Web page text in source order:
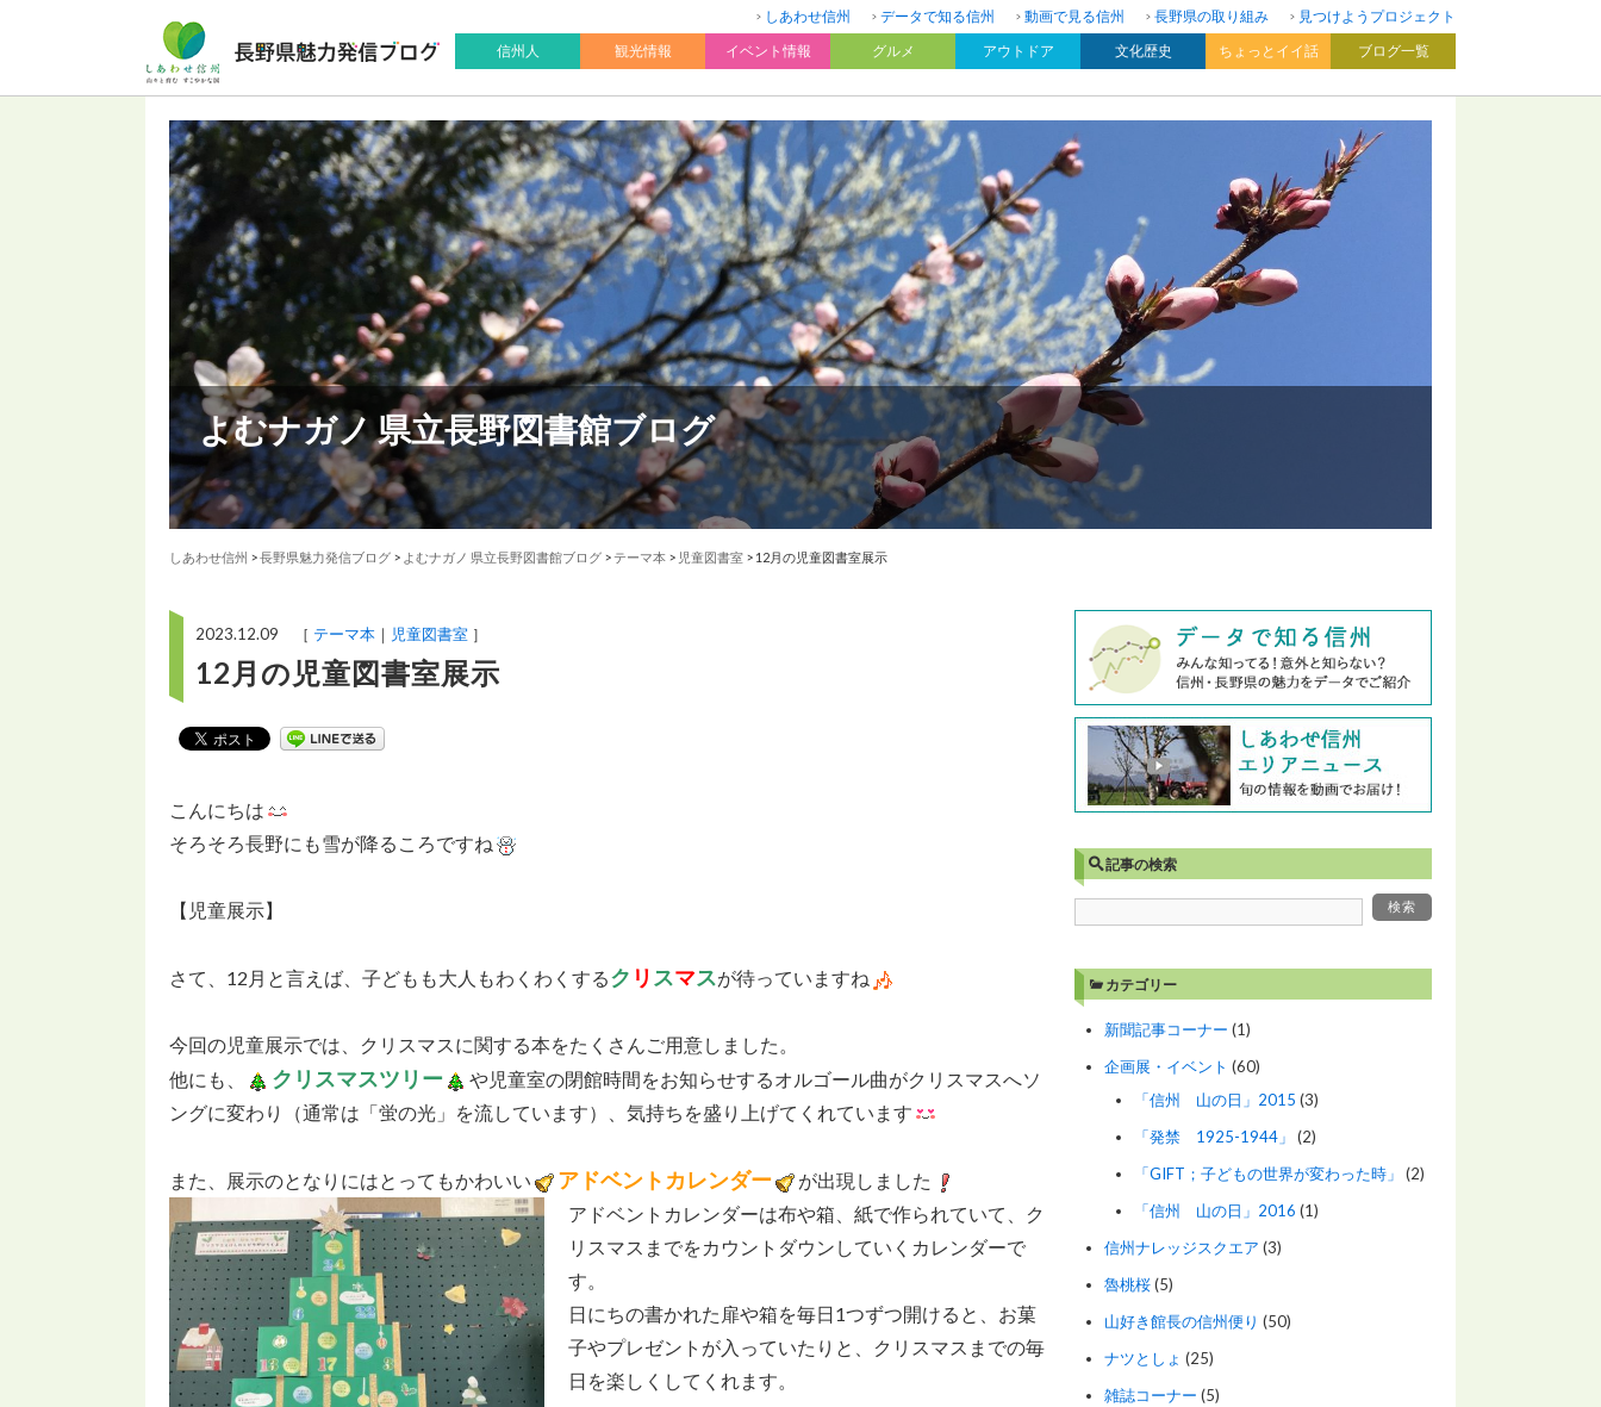
しあわせ信州 データで知る信州 動画で見る信州 長野県の取り組み
見つけようプロジェクト
信州人
観光情報 イベント情報 グルメ アウトドア 文化歴史 ちょっとイイ話 ブログ一覧
よむナガノ 県立長野図書館ブログ
しあわせ信州 >長野県魅力発信ブログ > よむナガノ 県立長野図書館ブログ >テーマ本 > 児童図書室 > 12月の児童図書室展示
2023.12.09 ［ テーマ本 児童図書室 ］
12月の児童図書室展示
こんにちは
そろそろ長野にも雪が降るころですね
【児童展示】
さて、12月と言えば、子どもも大人もわくわくするク リ スマスが待っていますね
今回の児童展示では、クリスマスに関する本をたくさんご用意しました。
他にも、
クリスマスツリー
や児童室の閉館時間をお知らせするオルゴール曲がクリスマスへソ
ングに変わり（通常は「蛍の光」を流しています）、気持ちを盛り上げてくれています
また、展示のとなりにはとってもかわいい アドベントカレンダー
が出現しました
アドベントカレンダーは布や箱、紙で作られていて、ク
リスマスまでをカウントダウンしていくカレンダーで
す。
日にちの書かれた扉や箱を毎日1つずつ開けると、お菓
子やプレゼントが入っていたりと、クリスマスまでの毎
日を楽しくしてくれます。
記事の検索
カテゴリー
新聞記事コーナー (1)
企画展・イベント (60)
「信州 山の日」2015 (3)
「発禁 1925-1944」
(2)
「GIFT；子どもの世界が変わった時」
(2)
「信州 山の日」2016 (1)
信州ナレッジスクエア (3)
魯桃桜(5)
山好き館長の信州便り (50)
ナツとしょ (25)
雑誌コーナー (5)